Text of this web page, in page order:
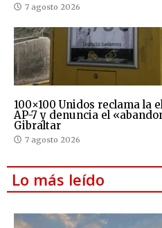
7 agosto 2026
100×100 Unidos reclama la
AP-7 y denuncia el
Gibraltar
7 agosto 2026
Lo más leído